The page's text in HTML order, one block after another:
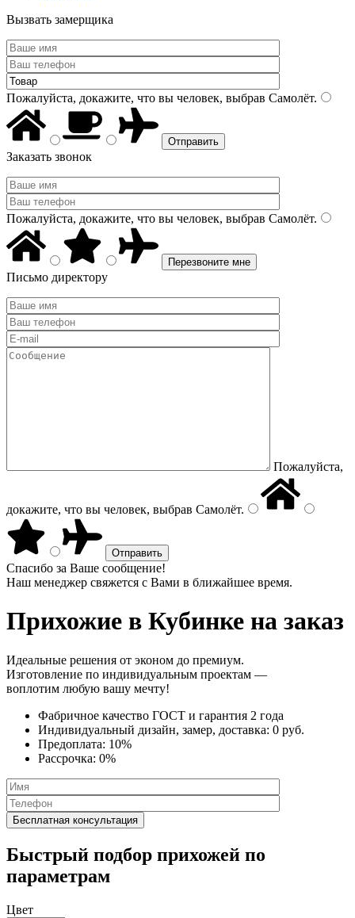
Вызвать замерщика
Пожалуйста, докажите, что вы человек, выбрав Самолёт.
Заказать звонок
Пожалуйста, докажите, что вы человек, выбрав Самолёт.
Письмо директору
Пожалуйста,
докажите, что вы человек, выбрав Самолёт.
Спасибо за Ваше сообщение!
Наш менеджер свяжется с Вами в ближайшее время.
Прихожие в Кубинке на заказ
Идеальные решения от эконом до премиум.
Изготовление по индивидуальным проектам —
воплотим любую вашу мечту!
Фабричное качество ГОСТ и гарантия 2 года
Индивидуальный дизайн, замер, доставка: 0 руб.
Предоплата: 10%
Рассрочка: 0%
Быстрый подбор прихожей по
параметрам
Цвет